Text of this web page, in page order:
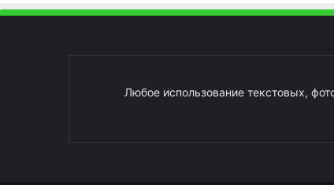
Любое использование текстовых,